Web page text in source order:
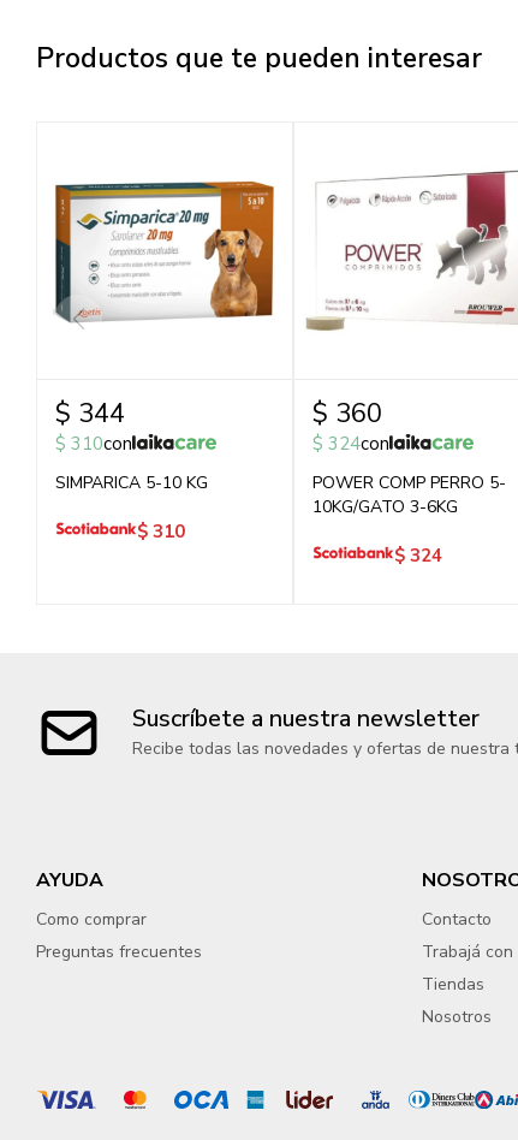
Productos que te pueden interesar
$ 344
$ 310con
SIMPARICA 5-10 KG
$ 310
$ 360
$ 324con
POWER COMP PERRO 5-
10KG/GATO 3-6KG
$ 324
Suscríbete a nuestra newsletter
Recibe todas las novedades y ofertas de nuestra
AYUDA
Como comprar
Preguntas frecuentes
Contacto
Trabajá
Tiendas
Nosotros